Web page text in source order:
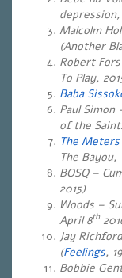
depression,
Malcolm
(Another
Robert
To Play,
Baba
Paul Simon
of the
The Meters
The Bayou,
BOSQ –
2015)
Woods –
April 8th
Jay
(Feelings,
Bobbie